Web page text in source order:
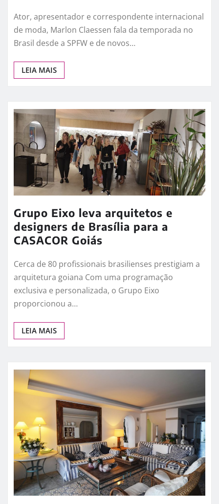
Ator, apresentador e correspondente internacional
de moda, Marlon Claessen fala da temporada no
Brasil desde a SPFW e de novos…
LEIA MAIS
Grupo Eixo leva arquitetos e
designers de Brasília para a
CASACOR Goiás
Cerca de 80 profissionais brasilienses prestigiam a
arquitetura goiana Com uma programação
exclusiva e personalizada, o Grupo Eixo
proporcionou a…
LEIA MAIS